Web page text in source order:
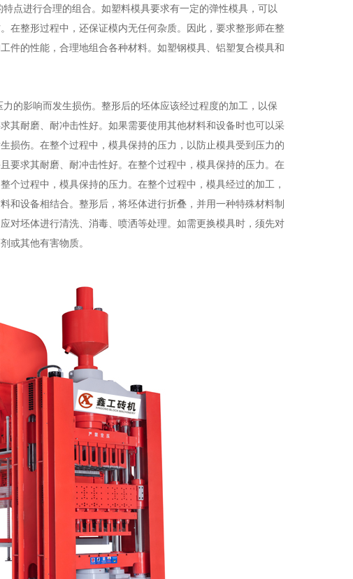
点进行合理的组合。如塑料模具要求有一定的弹性模具，可以
在整形过程中，还保证模内无任何杂质。因此，要求整形师在整
件的性能，合理地组合各种材料。如塑钢模具、铝塑复合模具和
的影响而发生损伤。整形后的坯体应该经过程度的加工，以保
其耐磨、耐冲击性好。如果需要使用其他材料和设备时也可以采
损伤。在整个过程中，模具保持的压力，以防止模具受到压力的
要求其耐磨、耐冲击性好。在整个过程中，模具保持的压力。在
过程中，模具保持的压力。在整个过程中，模具经过的加工，
和设备相结合。整形后，将坯体进行折叠，并用一种特殊材料制
对坯体进行清洗、消毒、喷洒等处理。如需更换模具时，须先对
或其他有害物质。